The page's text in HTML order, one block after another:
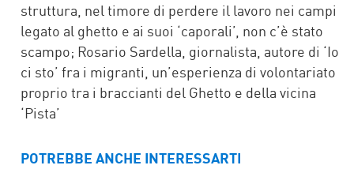
struttura, nel timore di perdere il lavoro nei campi
legato al ghetto e ai suoi ‘caporali’, non c’è stato
scampo; Rosario Sardella, giornalista, autore di ‘Io
ci sto’ fra i migranti, un’esperienza di volontariato
proprio tra i braccianti del Ghetto e della vicina
‘Pista’
POTREBBE ANCHE INTERESSARTI